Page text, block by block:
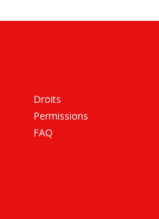
Droits
Permissions
FAQ